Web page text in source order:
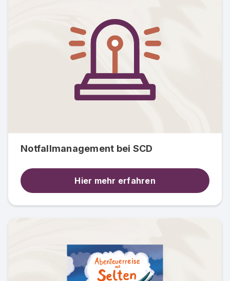
Notfallmanagement bei SCD
Hier mehr erfahren